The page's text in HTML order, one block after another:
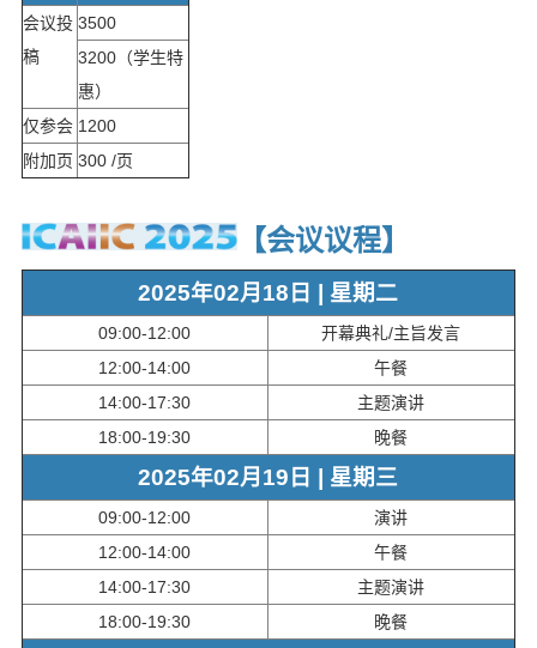
会议投
稿
3500
3200（学生特
惠）
仅参会 1200
附加页 300 /页
【会议议程】
2025年02月18日 | 星期二
09:00-12:00
开幕典礼/主旨发言
12:00-14:00
午餐
14:00-17:30
主题演讲
18:00-19:30
晚餐
2025年02月19日 | 星期三
09:00-12:00
演讲
12:00-14:00
午餐
14:00-17:30
主题演讲
18:00-19:30
晚餐